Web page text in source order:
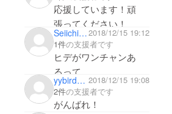
けど、行動に移せる敦
子はさすがだね。頑
応援しています！頑
張ってください！
Seiichi19812018/12/15 19:12
1件の支援者です
ヒデがワンチャンあ
るって。。。
yybird777 2018/12/15 19:08
2件の支援者です
がんばれ！